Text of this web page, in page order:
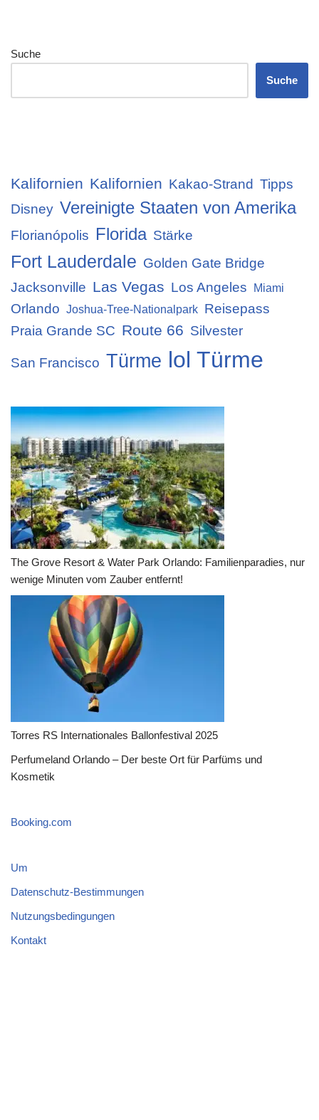
Suche
Suche
Kalifornien Kalifornien Kakao-Strand Tipps
Disney Vereinigte Staaten von Amerika
Florianópolis Florida Stärke
Fort Lauderdale Golden Gate Bridge
Jacksonville Las Vegas Los Angeles Miami
Orlando Joshua-Tree-Nationalpark Reisepass
Praia Grande SC Route 66 Silvester
San Francisco Türme lol Türme
The Grove Resort & Water Park Orlando: Familienparadies, nur
wenige Minuten vom Zauber entfernt!
Torres RS Internationales Ballonfestival 2025
Perfumeland Orlando – Der beste Ort für Parfüms und
Kosmetik
Booking.com
Um
Datenschutz-Bestimmungen
Nutzungsbedingungen
Kontakt